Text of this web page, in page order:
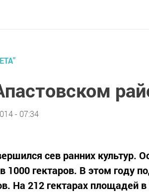
- 07:34
сев ранних культур.
1000 гектаров. В этом году
На 212 гектарах площадей